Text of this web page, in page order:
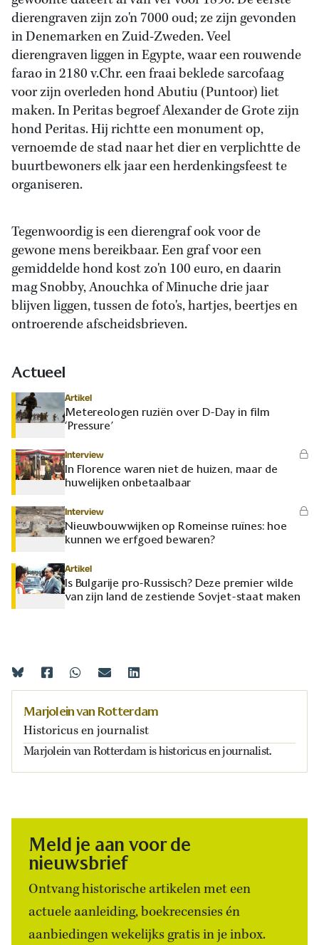
dierengraven zijn zo'n 7000 oud; ze zijn gevonden
in Denemarken en Zuid-Zweden. Veel
dierengraven liggen in Egypte, waar een rouwende
farao in 2180 v.Chr. een fraai beklede sarcofaag
voor zijn overleden hond Abutiu (Puntoor) liet
maken. In Peritas begroef Alexander de Grote zijn
hond Peritas. Hij richtte een monument op,
vernoemde de stad naar het dier en verplichtte de
buurtbewoners elk jaar een herdenkingsfeest te
organiseren.
Tegenwoordig is een dierengraf ook voor de
gewone mens bereikbaar. Een graf voor een
gemiddelde hond kost zo'n 100 euro, en daarin
mag Snobby, Anouchka of Minuche drie jaar
blijven liggen, tussen de foto's, hartjes, beertjes en
ontroerende afscheidsbrieven.
Actueel
Artikel
Metereologen ruziën over D-Day in film
‘Pressure’
Interview
In Florence waren niet de huizen, maar de
huwelijken onbetaalbaar
Interview
Nieuwbouwwijken op Romeinse ruïnes: hoe
kunnen we erfgoed bewaren?
Artikel
Is Bulgarije pro-Russisch? Deze premier wilde
van zijn land de zestiende Sovjet-staat maken
Marjolein van Rotterdam
Historicus en journalist
Marjolein van Rotterdam is historicus en journalist.
Meld je aan voor de
nieuwsbrief
Ontvang historische artikelen met een
actuele aanleiding, boekrecensies én
aanbiedingen wekelijks gratis in je inbox.